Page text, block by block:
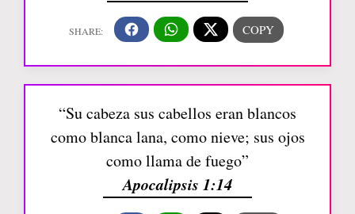
“Su cabeza sus cabellos eran blancos
como blanca lana, como nieve; sus ojos
como llama de fuego”
Apocalipsis 1:14